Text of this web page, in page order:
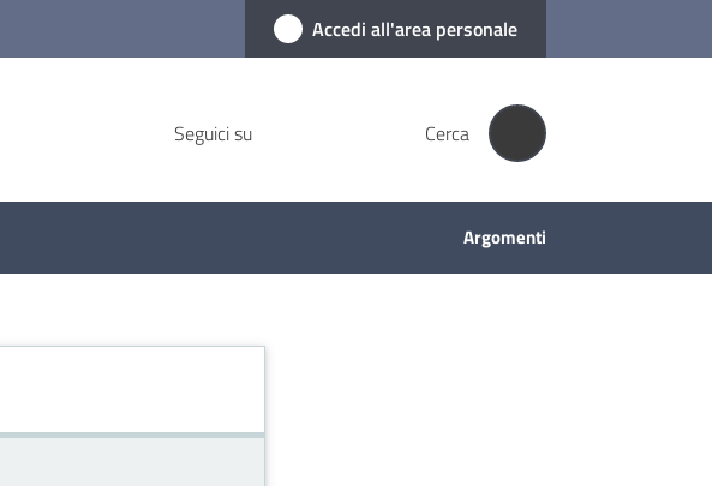
Accedi all'area personale
Seguici su Cerca
Argomenti